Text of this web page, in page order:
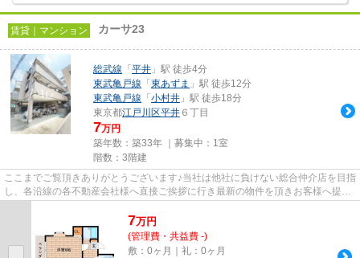
賃貸｜マンション カーサ23
総武線 「 平井 」駅 徒歩4分
東武亀戸線 「 東あずま 」駅 徒歩12分
東武亀戸線 「 小村井 」駅 徒歩18分
東京都江戸川区平井 ６丁目
7万円
築年数：築33年 ｜募集中： 1室
階数：3階建
ここまでご覧頂きありがとうございます♪当社は他社に負けない総合仲介店を目指
し、各沿線の各不動産会社様へ直接ご挨拶に行き最新の物件を頂きお客様へ提供
7万円
(管理費・共益費 -)
敷：0ヶ月｜礼：0ヶ月